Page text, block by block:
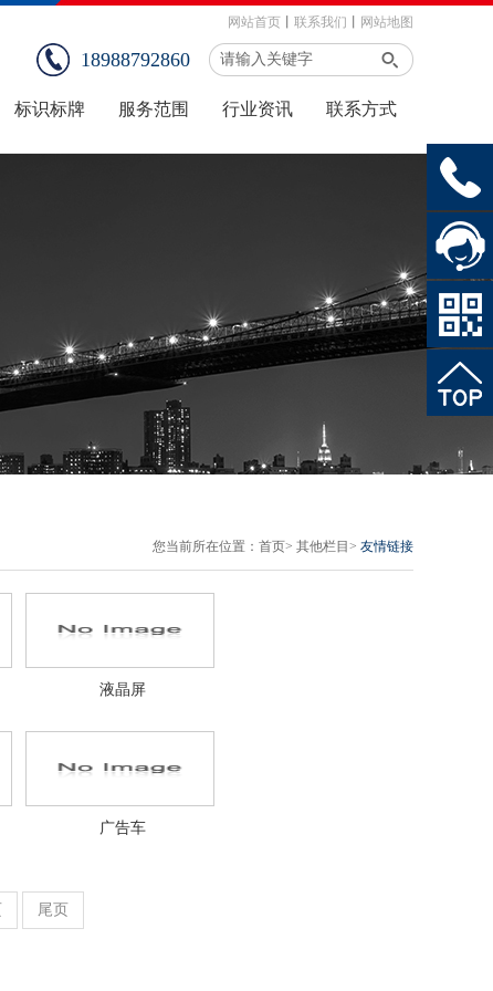
网站首页 联系我们 网站地图
18988792860
标识标牌 服务范围 行业资讯 联系方式
您当前所在位置： 首页> 其他栏目 > 友情链接
液晶屏
广告车
尾页